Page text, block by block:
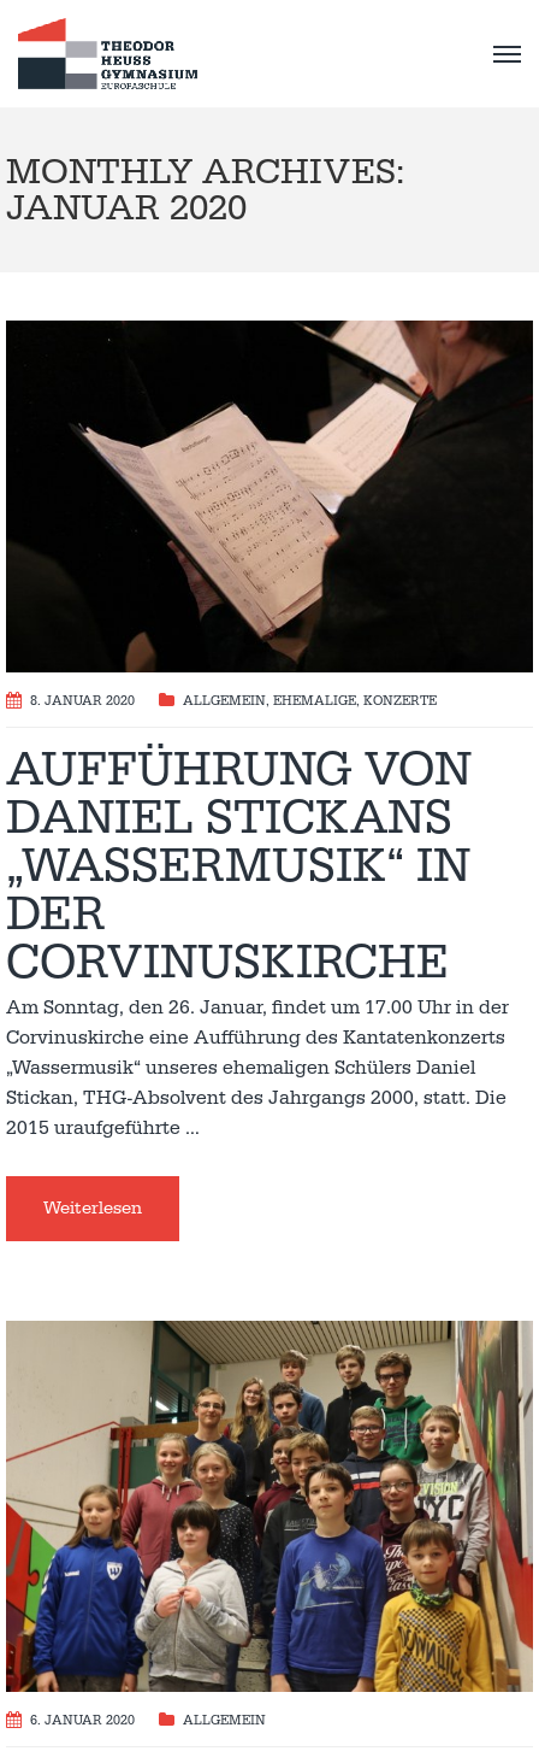
MONTHLY ARCHIVES:
JANUAR 2020
8. JANUAR 2020 ALLGEMEIN, EHEMALIGE, KONZERTE
AUFFÜHRUNG VON
DANIEL STICKANS
„WASSERMUSIK“ IN
DER
CORVINUSKIRCHE
Am Sonntag, den 26. Januar, findet um 17.00 Uhr in der
Corvinuskirche eine Aufführung des Kantatenkonzerts
„Wassermusik“ unseres ehemaligen Schülers Daniel
Stickan, THG-Absolvent des Jahrgangs 2000, statt. Die
2015 uraufgeführte …
Weiterlesen
6. JANUAR 2020 ALLGEMEIN